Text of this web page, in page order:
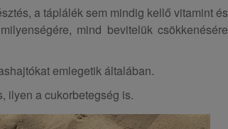
a táplálék sem mindig kellő vitamint és
mind bevitelük csökkenésére
emlegetik általában.
ilyen a cukorbetegség is.